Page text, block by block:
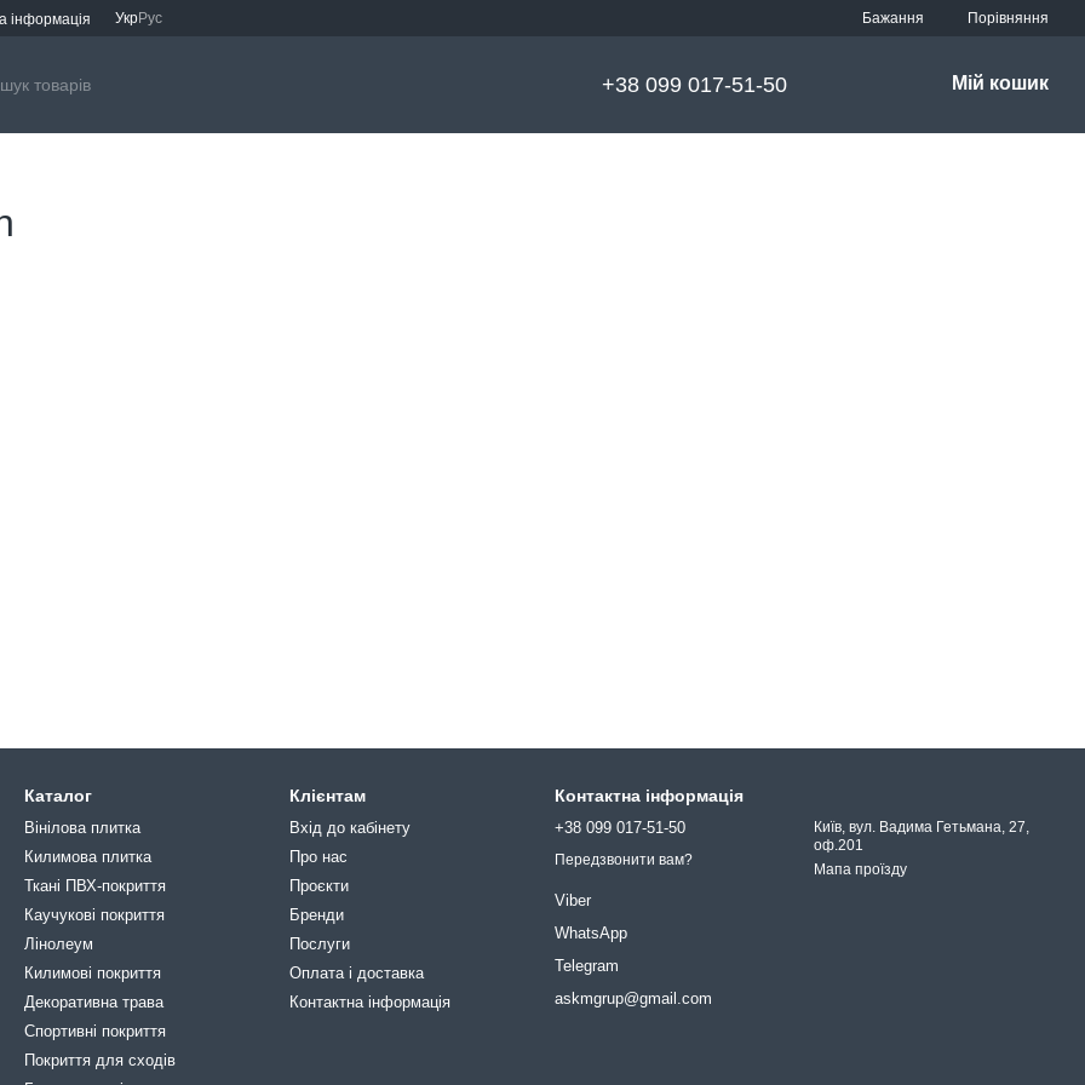
інформація УкрРус Бажання Порівняння
+38 099 017-51-50 Мій кошик
Каталог
Вінілова плитка
Килимова плитка
Ткані ПВХ-покриття
Каучукові покриття
Лінолеум
Килимові покриття
Декоративна трава
Спортивні покриття
Покриття для сходів
Клієнтам
Вхід до кабінету
Про нас
Проєкти
Бренди
Послуги
Оплата і доставка
Контактна інформація
Контактна інформація
+38 099 017-51-50
Передзвонити вам?
Viber
WhatsApp
Telegram
askmgrup@gmail.com
Київ, вул. Вадима Гетьмана, 27,
оф.201
Мапа проїзду